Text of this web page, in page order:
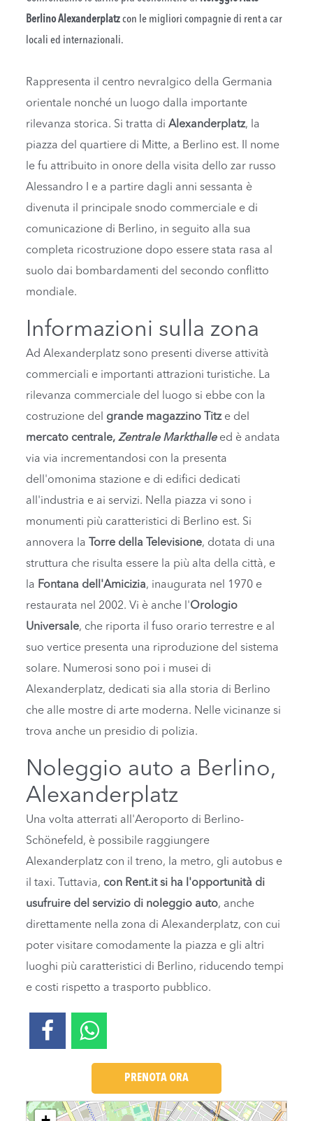
Berlino Alexanderplatzcon le migliori compagnie di rent a car
locali ed internazionali.
Rappresenta il centro nevralgico della Germania
orientale nonché un luogo dalla importante
rilevanza storica. Si tratta diAlexanderplatz, la
piazza del quartiere di Mitte, a Berlino est. Il nome
le fu attribuito in onore della visita dello zar russo
Alessandro I e a partire dagli anni sessanta è
divenuta il principale snodo commerciale e di
comunicazione di Berlino, in seguito alla sua
completa ricostruzione dopo essere stata rasa al
suolo dai bombardamenti del secondo conflitto
mondiale.
Informazioni sulla zona
Ad Alexanderplatz sono presenti diverse attività
commerciali e importanti attrazioni turistiche. La
rilevanza commerciale del luogo si ebbe con la
costruzione del grande magazzino Titze del
mercato centrale,Zentrale Markthalleed è andata
via via incrementandosi con la presenta
dell'omonima stazione e di edifici dedicati
all'industria e ai servizi. Nella piazza vi sono i
monumenti più caratteristici di Berlino est. Si
annovera la
Torre della Televisione, dotata di una
struttura che risulta essere la più alta della città, e
la Fontana dell'Amicizia, inaugurata nel 1970 e
restaurata nel 2002. Vi è anche l'Orologio
Universale, che riporta il fuso orario terrestre e al
suo vertice presenta una riproduzione del sistema
solare. Numerosi sono poi i musei di
Alexanderplatz, dedicati sia alla storia di Berlino
che alle mostre di arte moderna. Nelle vicinanze si
trova anche un presidio di polizia.
Noleggio auto a Berlino,
Alexanderplatz
Una volta atterrati all'Aeroporto di Berlino-
Schönefeld, è possibile raggiungere
Alexanderplatz con il treno, la metro, gli autobus e
il taxi. Tuttavia, con Rent.it si ha l'opportunità di
usufruire del servizio di noleggio auto, anche
direttamente nella zona di Alexanderplatz, con cui
poter visitare comodamente la piazza e gli altri
luoghi più caratteristici di Berlino, riducendo tempi
e costi rispetto a trasporto pubblico.
PRENOTA ORA
Loading....